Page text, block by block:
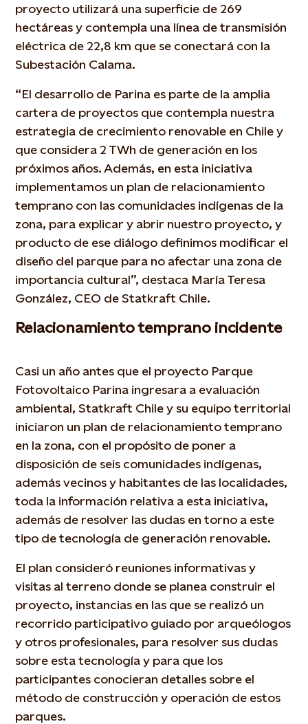
proyecto utilizará una superficie de 269
hectáreas y contempla una línea de transmisión
eléctrica de 22,8 km que se conectará con la
Subestación Calama.
“El desarrollo de Parina es parte de la amplia
cartera de proyectos que contempla nuestra
estrategia de crecimiento renovable en Chile y
que considera 2 TWh de generación en los
próximos años. Además, en esta iniciativa
implementamos un plan de relacionamiento
temprano con las comunidades indígenas de la
zona, para explicar y abrir nuestro proyecto, y
producto de ese diálogo definimos modificar el
diseño del parque para no afectar una zona de
importancia cultural”, destaca María Teresa
González, CEO de Statkraft Chile.
Relacionamiento temprano incidente
Casi un año antes que el proyecto Parque
Fotovoltaico Parina ingresara a evaluación
ambiental, Statkraft Chile y su equipo territorial
iniciaron un plan de relacionamiento temprano
en la zona, con el propósito de poner a
disposición de seis comunidades indígenas,
además vecinos y habitantes de las localidades,
toda la información relativa a esta iniciativa,
además de resolver las dudas en torno a este
tipo de tecnología de generación renovable.
El plan consideró reuniones informativas y
visitas al terreno donde se planea construir el
proyecto, instancias en las que se realizó un
recorrido participativo guiado por arqueólogos
y otros profesionales, para resolver sus dudas
sobre esta tecnología y para que los
participantes conocieran detalles sobre el
método de construcción y operación de estos
parques.